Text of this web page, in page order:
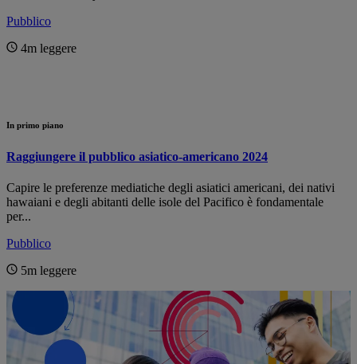
Pubblico
4m leggere
In primo piano
Raggiungere il pubblico asiatico-americano 2024
Capire le preferenze mediatiche degli asiatici americani, dei nativi
hawaiani e degli abitanti delle isole del Pacifico è fondamentale
per...
Pubblico
5m leggere